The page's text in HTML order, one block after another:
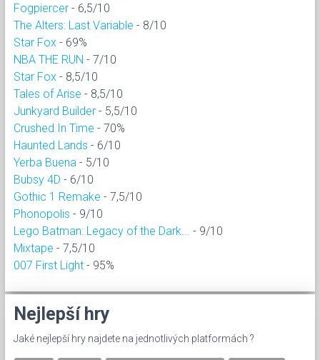
Fogpiercer - 6,5/10
The Alters: Last Variable - 8/10
Star Fox - 69%
NBA THE RUN - 7/10
Star Fox - 8,5/10
Tales of Arise - 8,5/10
Junkyard Builder - 5,5/10
Crushed In Time - 70%
Haunted Lands - 6/10
Yerba Buena - 5/10
Bubsy 4D - 6/10
Gothic 1 Remake - 7,5/10
Phonopolis - 9/10
Lego Batman: Legacy of the Dark...
- 9/10
Mixtape - 7,5/10
007 First Light - 95%
Nejlepší hry
Jaké nejlepší hry najdete na jednotlivých platformách ?